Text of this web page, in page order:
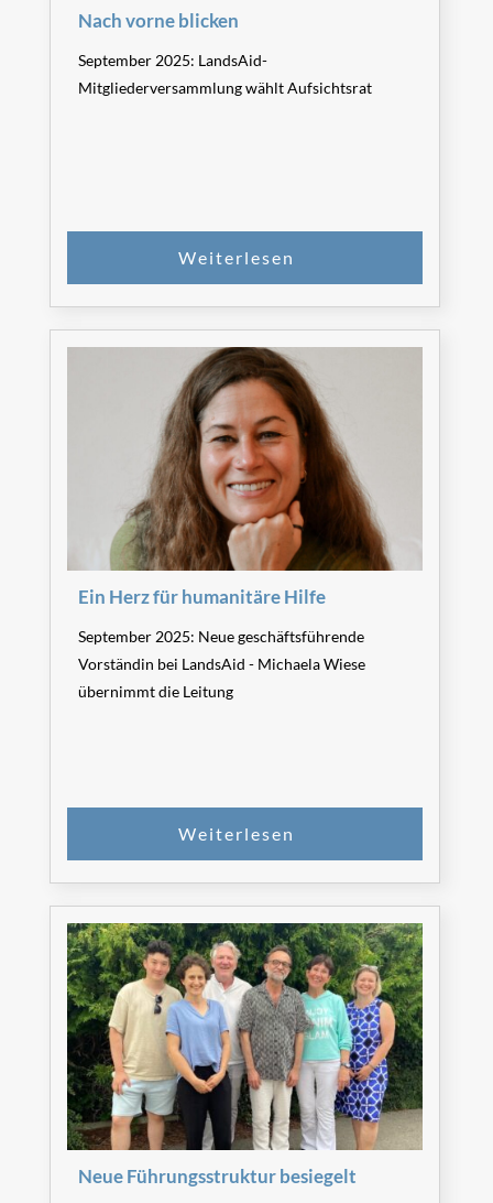
Nach vorne blicken
September 2025: LandsAid-
Mitgliederversammlung wählt Aufsichtsrat
Ein Herz für humanitäre Hilfe
September 2025: Neue geschäftsführende
Vorständin bei LandsAid - Michaela Wiese
übernimmt die Leitung
Neue Führungsstruktur besiegelt